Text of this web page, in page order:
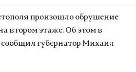
произошло обрушение
втором этаже. Об этом в
губернатор Михаил